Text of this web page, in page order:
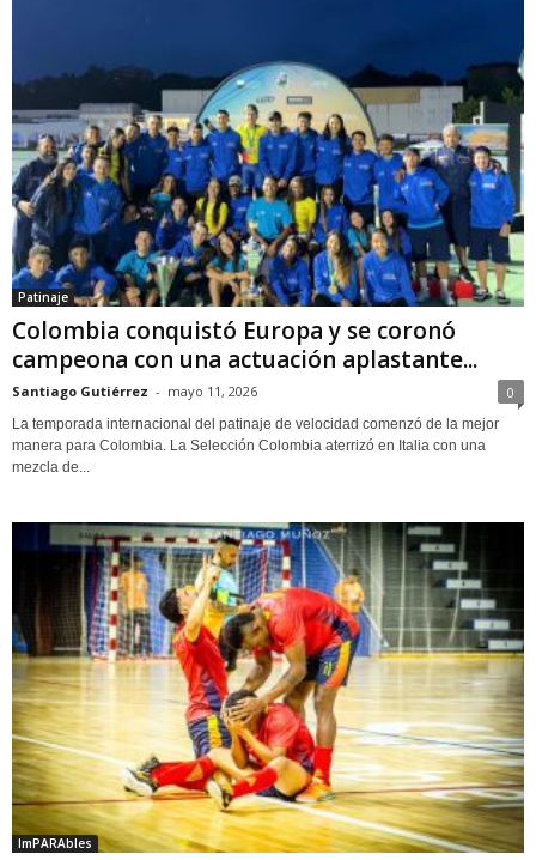
Patinaje
Colombia conquistó Europa y se coronó
campeona con una actuación aplastante...
Santiago Gutiérrez - mayo 11, 2026 0
La temporada internacional del patinaje de velocidad comenzó de la mejor
manera para Colombia. La Selección Colombia aterrizó en Italia con una
mezcla de...
ImPARAbles